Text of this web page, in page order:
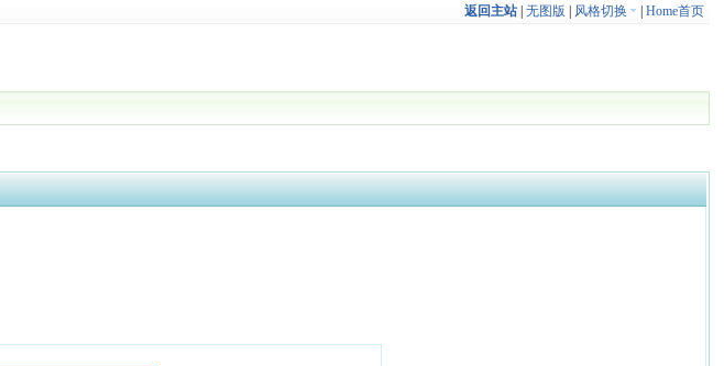
返回主站| 无图版 风格切换 Home首页